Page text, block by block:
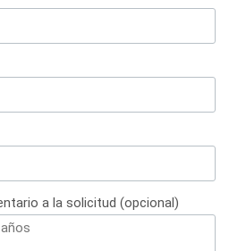
a la solicitud (opcional)